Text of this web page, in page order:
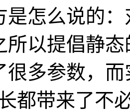
是怎么说的
所以提倡静
很多参数，
都带来了不